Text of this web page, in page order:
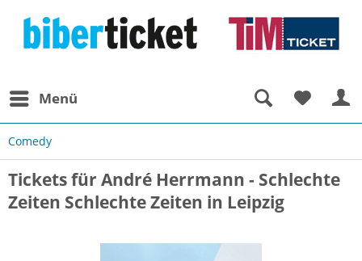
Menü
Comedy
Tickets für André Herrmann - Schlechte
Zeiten Schlechte Zeiten in Leipzig